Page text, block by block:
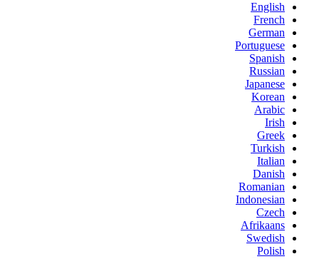
English
French
German
Portuguese
Spanish
Russian
Japanese
Korean
Arabic
Irish
Greek
Turkish
Italian
Danish
Romanian
Indonesian
Czech
Afrikaans
Swedish
Polish